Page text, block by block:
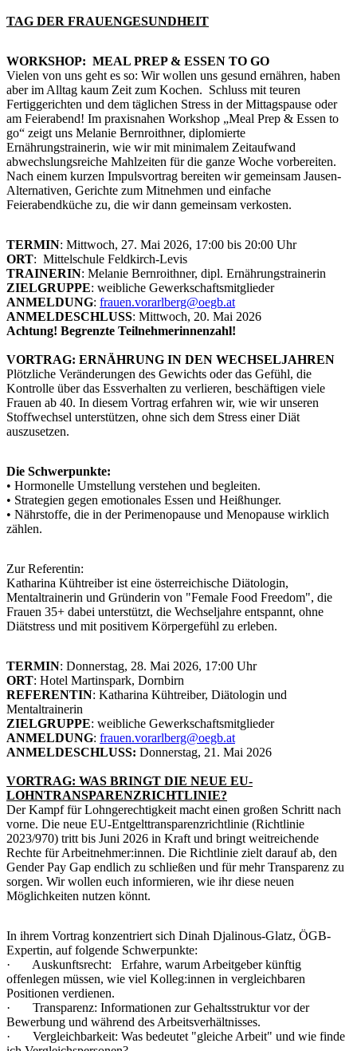
TAG DER FRAUENGESUNDHEIT
WORKSHOP: MEAL PREP & ESSEN TO GO
Vielen von uns geht es so: Wir wollen uns gesund ernähren, haben
aber im Alltag kaum Zeit zum Kochen. Schluss mit teuren
Fertiggerichten und dem täglichen Stress in der Mittagspause oder
am Feierabend! Im praxisnahen Workshop „Meal Prep & Essen to
go“ zeigt uns Melanie Bernroithner, diplomierte
Ernährungstrainerin, wie wir mit minimalem Zeitaufwand
abwechslungsreiche Mahlzeiten für die ganze Woche vorbereiten.
Nach einem kurzen Impulsvortrag bereiten wir gemeinsam Jausen-
Alternativen, Gerichte zum Mitnehmen und einfache
Feierabendküche zu, die wir dann gemeinsam verkosten.
TERMIN: Mittwoch, 27. Mai 2026, 17:00 bis 20:00 Uhr
ORT: Mittelschule Feldkirch-Levis
TRAINERIN: Melanie Bernroithner, dipl. Ernährungstrainerin
ZIELGRUPPE: weibliche Gewerkschaftsmitglieder
ANMELDUNG: frauen.vorarlberg@oegb.at
ANMELDESCHLUSS: Mittwoch, 20. Mai 2026
Achtung! Begrenzte Teilnehmerinnenzahl!
VORTRAG: ERNÄHRUNG IN DEN WECHSELJAHREN
Plötzliche Veränderungen des Gewichts oder das Gefühl, die
Kontrolle über das Essverhalten zu verlieren, beschäftigen viele
Frauen ab 40. In diesem Vortrag erfahren wir, wie wir unseren
Stoffwechsel unterstützen, ohne sich dem Stress einer Diät
auszusetzen.
Die Schwerpunkte:
• Hormonelle Umstellung verstehen und begleiten.
• Strategien gegen emotionales Essen und Heißhunger.
• Nährstoffe, die in der Perimenopause und Menopause wirklich
zählen.
Zur Referentin:
Katharina Kühtreiber ist eine österreichische Diätologin,
Mentaltrainerin und Gründerin von "Female Food Freedom", die
Frauen 35+ dabei unterstützt, die Wechseljahre entspannt, ohne
Diätstress und mit positivem Körpergefühl zu erleben.
TERMIN: Donnerstag, 28. Mai 2026, 17:00 Uhr
ORT: Hotel Martinspark, Dornbirn
REFERENTIN: Katharina Kühtreiber, Diätologin und
Mentaltrainerin
ZIELGRUPPE: weibliche Gewerkschaftsmitglieder
ANMELDUNG: frauen.vorarlberg@oegb.at
ANMELDESCHLUSS: Donnerstag, 21. Mai 2026
VORTRAG: WAS BRINGT DIE NEUE EU-
LOHNTRANSPARENZRICHTLINIE?
Der Kampf für Lohngerechtigkeit macht einen großen Schritt nach
vorne. Die neue EU-Entgelttransparenzrichtlinie (Richtlinie
2023/970) tritt bis Juni 2026 in Kraft und bringt weitreichende
Rechte für Arbeitnehmer:innen. Die Richtlinie zielt darauf ab, den
Gender Pay Gap endlich zu schließen und für mehr Transparenz zu
sorgen. Wir wollen euch informieren, wie ihr diese neuen
Möglichkeiten nutzen könnt.
In ihrem Vortrag konzentriert sich Dinah Djalinous-Glatz, ÖGB-
Expertin, auf folgende Schwerpunkte:
· Auskunftsrecht: Erfahre, warum Arbeitgeber künftig
offenlegen müssen, wie viel Kolleg:innen in vergleichbaren
Positionen verdienen.
· Transparenz: Informationen zur Gehaltsstruktur vor der
Bewerbung und während des Arbeitsverhältnisses.
· Vergleichbarkeit: Was bedeutet "gleiche Arbeit" und wie finde